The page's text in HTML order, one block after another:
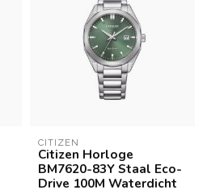
CITIZEN
Citizen Horloge
BM7620-83Y Staal Eco-
Drive 100M Waterdicht